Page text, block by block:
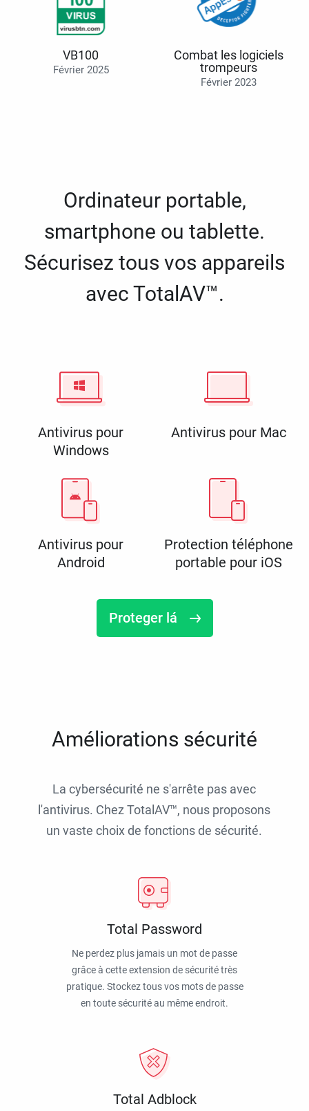
VB100
Février 2025
Combat les logiciels
trompeurs
Février 2023
Ordinateur portable,
smartphone ou tablette.
Sécurisez tous vos appareils
avec TotalAV™.
Antivirus pour
Windows
Antivirus pour Mac
Antivirus pour
Android
Protection téléphone
portable pour iOS
Proteger lá
Améliorations sécurité
La cybersécurité ne s'arrête pas avec
l'antivirus. Chez TotalAV™, nous proposons
un vaste choix de fonctions de sécurité.
Total Password
Ne perdez plus jamais un mot de passe
grâce à cette extension de sécurité très
pratique. Stockez tous vos mots de passe
en toute sécurité au même endroit.
Total Adblock